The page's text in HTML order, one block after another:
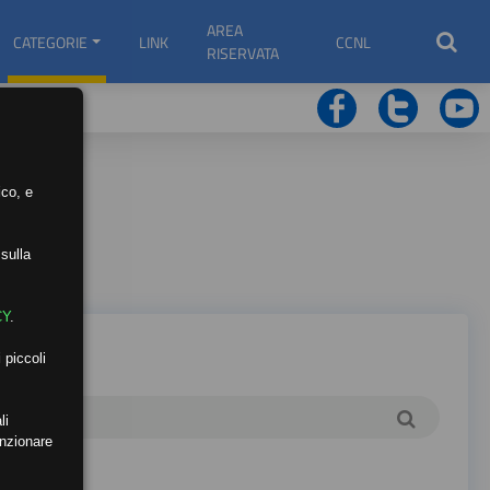
CATEGORIE LINK
AREA
RISERVATA
CCNL
e
.
piccoli